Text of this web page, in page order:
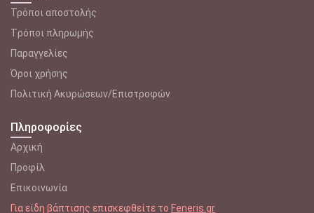
Τρόποι αποστολής
Tρόποι πληρωμής
Παραγγελίες
Όροι χρήσης
Πολιτική Ακυρώσεων/Επιστροφών
Πληροφορίες
Αρχική
Προφίλ
Επικοινωνία
Για είδη βάπτισης επισκεφθείτε το Feneris.gr